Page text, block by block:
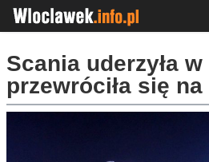
Scania uderzyła
przewróciła się na